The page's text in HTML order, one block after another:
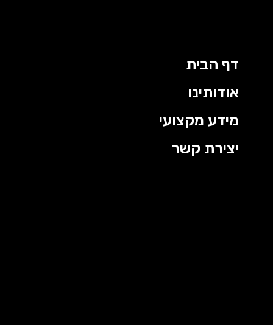
דף הבית
אודותינו
מידע מקצועי
יצירת קשר